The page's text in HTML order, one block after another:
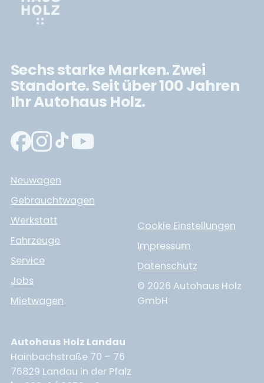
Sechs starke Marken. Zwei
Standorte. Seit über 100 Jahren
Ihr Autohaus Holz.
Neuwagen
Gebrauchtwagen
Werkstatt
Fahrzeuge
Service
Jobs
Mietwagen
Cookie Einstellungen
Impressum
Datenschutz
© 2026 Autohaus Holz
GmbH
Autohaus Holz Landau
Hainbachstraße 70 – 76
76829 Landau in der Pfalz